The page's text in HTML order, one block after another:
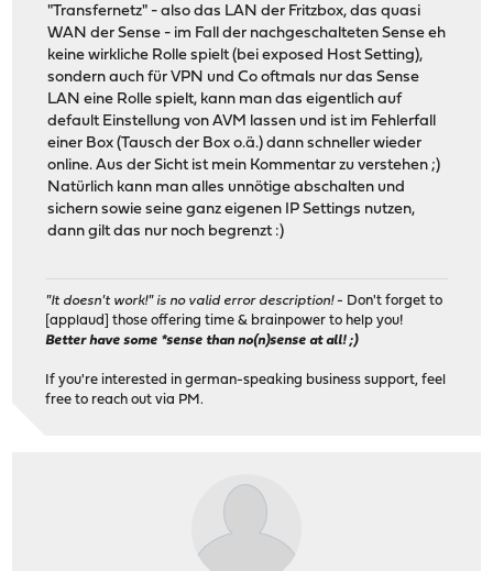
"Transfernetz" - also das LAN der Fritzbox, das quasi
WAN der Sense - im Fall der nachgeschalteten Sense eh
keine wirkliche Rolle spielt (bei exposed Host Setting),
sondern auch für VPN und Co oftmals nur das Sense
LAN eine Rolle spielt, kann man das eigentlich auf
default Einstellung von AVM lassen und ist im Fehlerfall
einer Box (Tausch der Box o.ä.) dann schneller wieder
online. Aus der Sicht ist mein Kommentar zu verstehen ;)
Natürlich kann man alles unnötige abschalten und
sichern sowie seine ganz eigenen IP Settings nutzen,
dann gilt das nur noch begrenzt :)
"It doesn't work!" is no valid error description!- Don't forget to
[applaud] those offering time & brainpower to help you!
Better have some *sense than no(n)sense at all! ;)
If you're interested in german-speaking business support, feel
free to reach out via PM.